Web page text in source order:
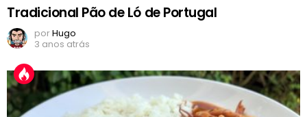
Tradicional Pão de Ló de Portugal
porHugo
3 anos atrás